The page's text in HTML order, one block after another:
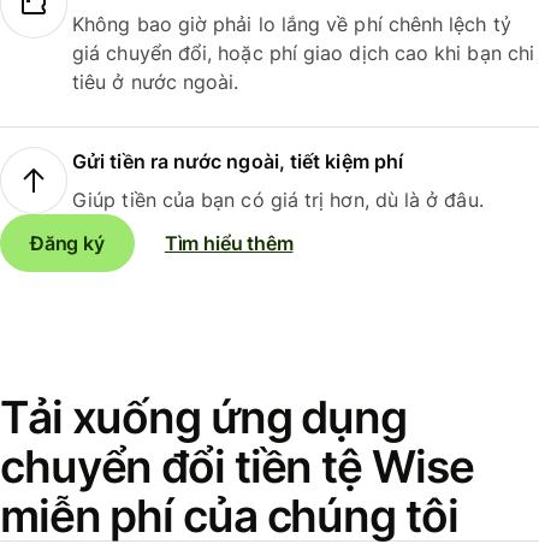
Không bao giờ phải lo lắng về phí chênh lệch tỷ
giá chuyển đổi, hoặc phí giao dịch cao khi bạn chi
tiêu ở nước ngoài.
Gửi tiền ra nước ngoài, tiết kiệm phí
Giúp tiền của bạn có giá trị hơn, dù là ở đâu.
Đăng ký
Tìm hiểu thêm
Tải xuống ứng dụng
chuyển đổi tiền tệ Wise
miễn phí của chúng tôi